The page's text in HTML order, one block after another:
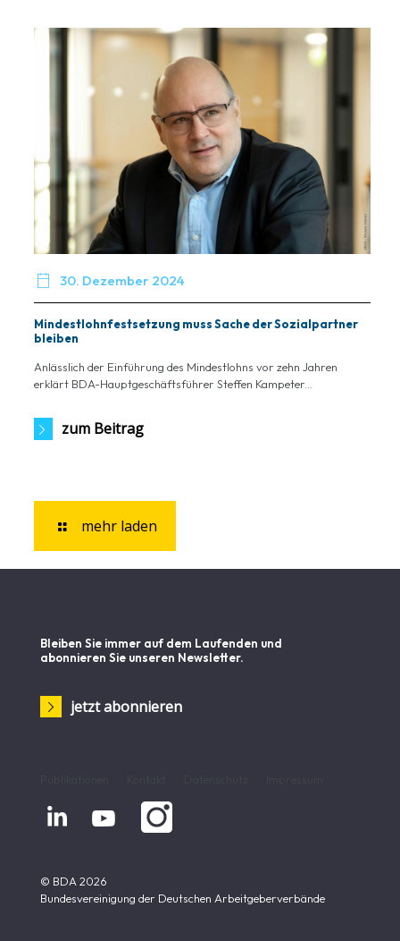
 30. Dezember 2024
Mindestlohnfestsetzung muss Sache der Sozialpartner
bleiben
Anlässlich der Einführung des Mindestlohns vor zehn Jahren
erklärt BDA-Hauptgeschäftsführer Steffen Kampeter...
zum Beitrag
mehr laden
Bleiben Sie immer auf dem Laufenden und
abonnieren Sie unseren Newsletter.
jetzt abonnieren
 
© BDA 2026
Bundesvereinigung der Deutschen Arbeitgeberverbände